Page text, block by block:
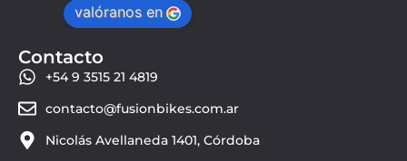
valóranos en
Contacto
+54 9 3515 21 4819
contacto@fusionbikes.com.ar
Nicolás Avellaneda 1401, Córdoba